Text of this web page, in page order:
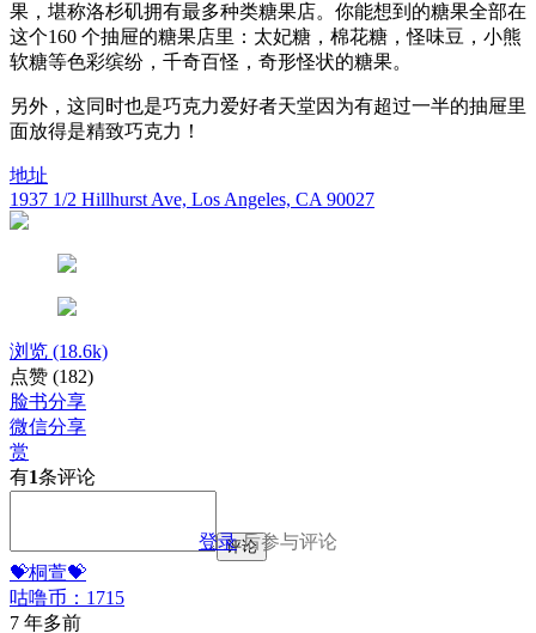
果，堪称洛杉矶拥有最多种类糖果店。你能想到的糖果全部在
这个160 个抽屉的糖果店里：太妃糖，棉花糖，怪味豆，小熊
软糖等色彩缤纷，千奇百怪，奇形怪状的糖果。
另外，这同时也是巧克力爱好者天堂因为有超过一半的抽屉里
面放得是精致巧克力！
地址
1937 1/2 Hillhurst Ave, Los Angeles, CA 90027
浏览 (18.6k)
点赞 (182)
脸书分享
微信分享
赏
有1条评论
登录后参与评论
评论
💝桐萱💝
咕噜币：1715
7 年多前